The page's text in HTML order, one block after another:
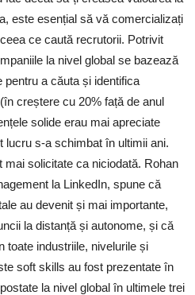
este esențial să vă comercializați
ce caută recrutorii. Potrivit
la nivel global se bazează
a căuta și identifica
creștere cu 20% față de anul
solide erau mai apreciate
s-a schimbat în ultimii ani.
solicitate ca niciodată. Rohan
la LinkedIn, spune că
au devenit și mai importante,
la distanță și autonome, și că
toate industriile, nivelurile și
soft skills au fost prezentate în
la nivel global în ultimele trei